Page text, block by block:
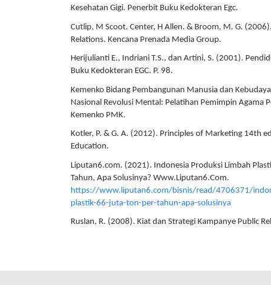
Kesehatan Gigi. Penerbit Buku Kedokteran Egc.
Cutlip, M Scoot. Center, H Allen. & Broom, M. G.
Relations. Kencana Prenada Media Group.
Herijulianti E., Indriani T.S., dan Artini, S. (2001).
Buku Kedokteran EGC. P. 98.
Kemenko Bidang Pembangunan Manusia dan
Nasional Revolusi Mental: Pelatihan Pemimpin Agama
Kemenko PMK.
Kotler, P. & G. A. (2012). Principles of Marketing 14th
Education.
Liputan6.com. (2021). Indonesia Produksi Limbah
Tahun, Apa Solusinya? Www.Liputan6.Com.
https://www.liputan6.com/bisnis/read/4706371/
plastik-66-juta-ton-per-tahun-apa-solusinya
Ruslan, R. (2008). Kiat dan Strategi Kampanye Public